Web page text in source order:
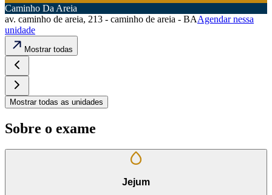
Caminho Da Areia
av. caminho de areia, 213 - caminho de areia - BAAgendar nessa
unidade
Mostrar todas
Mostrar todas as unidades
Sobre o exame
Jejum